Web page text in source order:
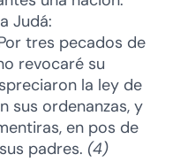
Judá:
tres pecados de
revocaré su
la ley de
sus ordenanzas, y
en pos de
padres. (4)